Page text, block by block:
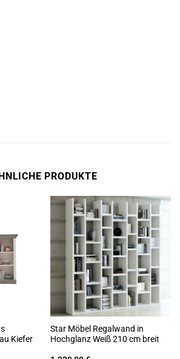
PRODUKTE
Kiefer
Star Möbel Regalwand in
Hochglanz Weiß 210 cm breit